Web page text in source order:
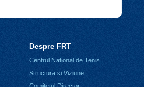
Despre FRT
Centrul National de Tenis
Structura si Viziune